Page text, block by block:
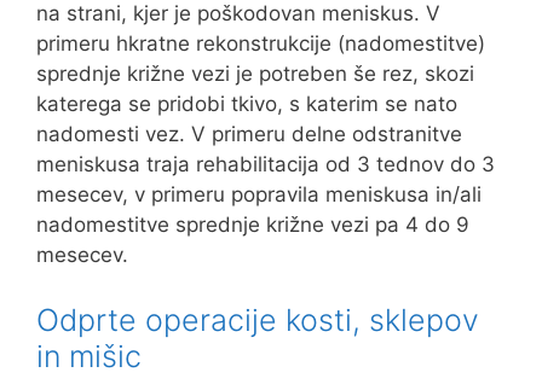
na strani, kjer je poškodovan meniskus. V
primeru hkratne rekonstrukcije (nadomestitve)
sprednje križne vezi je potreben še rez, skozi
katerega se pridobi tkivo, s katerim se nato
nadomesti vez. V primeru delne odstranitve
meniskusa traja rehabilitacija od 3 tednov do 3
mesecev, v primeru popravila meniskusa in/ali
nadomestitve sprednje križne vezi pa 4 do 9
mesecev.
Odprte operacije kosti, sklepov
in mišic